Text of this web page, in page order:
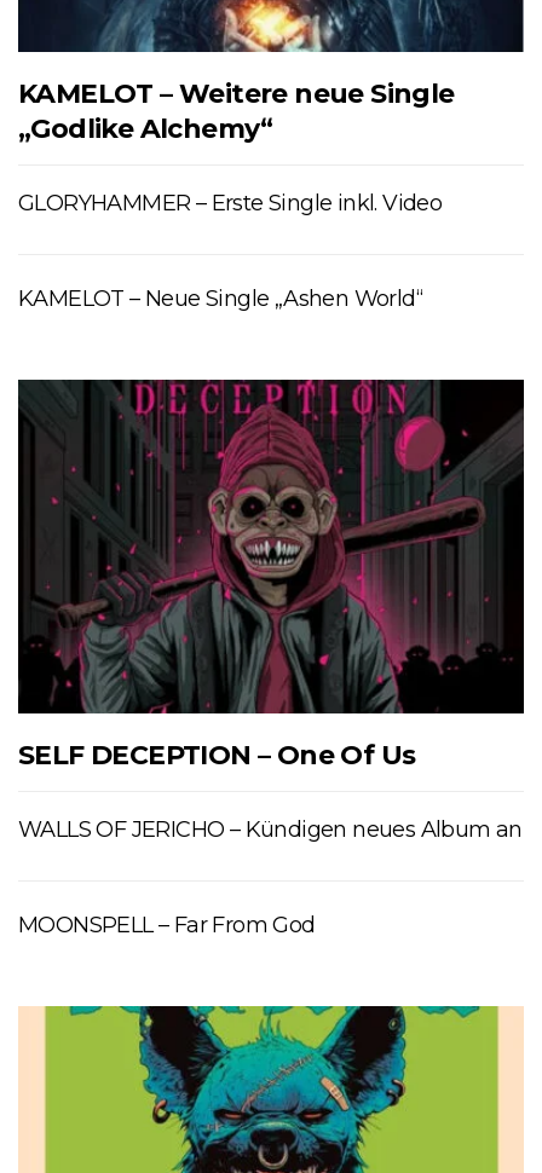
KAMELOT – Weitere neue Single
„Godlike Alchemy“
GLORYHAMMER – Erste Single inkl. Video
KAMELOT – Neue Single „Ashen World“
SELF DECEPTION – One Of Us
WALLS OF JERICHO – Kündigen neues Album an
MOONSPELL – Far From God